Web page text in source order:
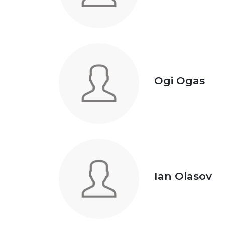
Ogi Ogas
Ian Olasov